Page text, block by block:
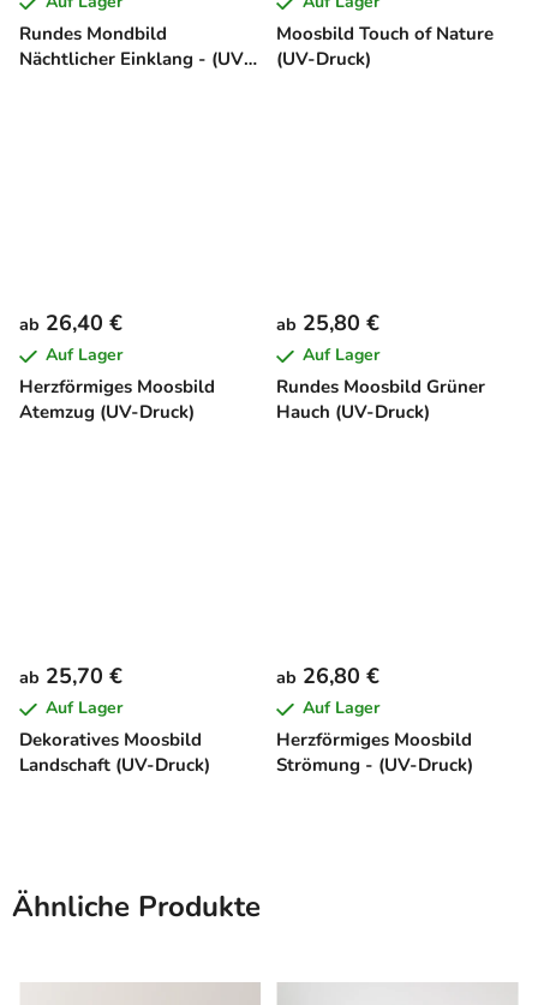
Rundes Mondbild
Nächtlicher Einklang - (UV-
Moosbild Touch of Nature
(UV-Druck)
Herzförmiges Moosbild
Atemzug (UV-Druck)
ab 26,40 €
Auf Lager
Rundes Moosbild Grüner
Hauch (UV-Druck)
ab 25,80 €
Auf Lager
Dekoratives Moosbild
Landschaft (UV-Druck)
ab 25,70 €
Auf Lager
Herzförmiges Moosbild
Strömung - (UV-Druck)
ab 26,80 €
Auf Lager
Ähnliche Produkte